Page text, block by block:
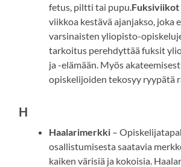
fetus, piltti tai pupu.Fuksiviikot
viikkoa kestävä ajanjakso, joka
varsinaisten yliopisto-
tarkoitus perehdyttää fuksit
ja -elämään. Myös
opiskelijoiden tekosyy ryypätä
H
Haalarimerkki –
osallistumisesta saatavia
kaiken värisiä ja kokoisia.